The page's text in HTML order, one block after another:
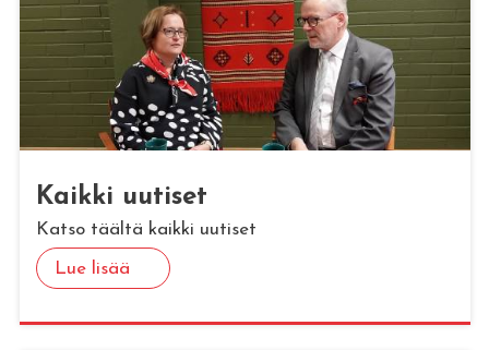
Kaik­ki uu­ti­set
Katso täältä kaikki uutiset
Lue lisää